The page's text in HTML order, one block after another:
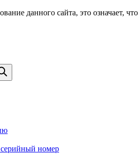
данного сайта, это означает,
серийный номер